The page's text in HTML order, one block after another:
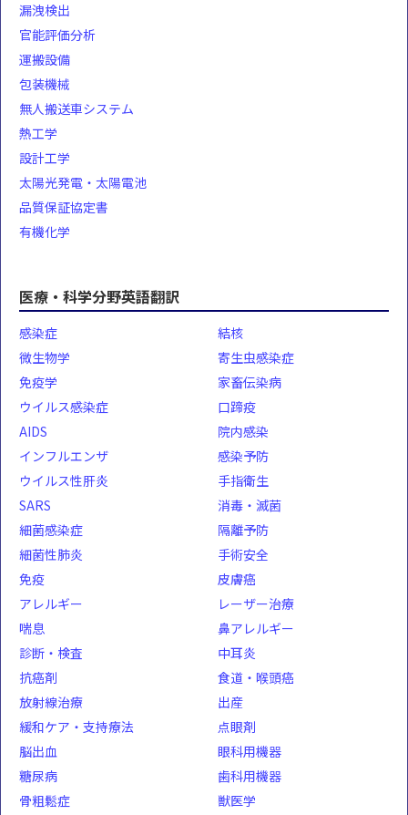
漏洩検出
官能評価分析
運搬設備
包装機械
無人搬送車システム
熱工学
設計工学
太陽光発電・太陽電池
品質保証協定書
有機化学
医療・科学分野英語翻訳
感染症
微生物学
免疫学
ウイルス感染症
AIDS
インフルエンザ
ウイルス性肝炎
SARS
細菌感染症
細菌性肺炎
結核
寄生虫感染症
家畜伝染病
口蹄疫
院内感染
感染予防
手指衛生
消毒・滅菌
隔離予防
手術安全
免疫
アレルギー
喘息
診断・検査
抗癌剤
放射線治療
緩和ケア・支持療法
脳出血
糖尿病
骨粗鬆症
皮膚癌
レーザー治療
鼻アレルギー
中耳炎
食道・喉頭癌
出産
点眼剤
眼科用機器
歯科用機器
獣医学